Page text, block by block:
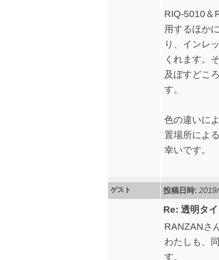
RIQ-5010＆
用するほか
り、インレ
くれます。
及ぼすどこ
す。
色の違いに
置場所によ
幸いです。
ゲスト 投稿日時:
Re: 透明タ
RANZANさ
わたしも、
す。